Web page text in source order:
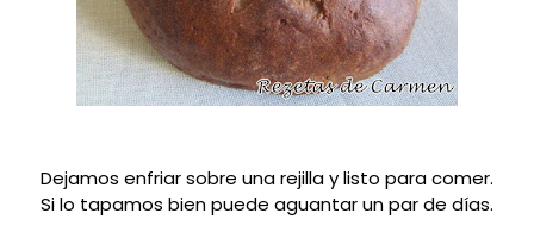
Dejamos enfriar sobre una rejilla y listo para comer.
Si lo tapamos bien puede aguantar un par de días.